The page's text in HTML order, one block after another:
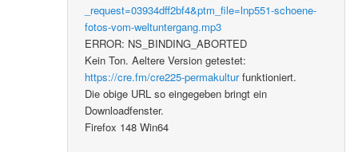
_request=03934dff2bf4&ptm_file=lnp551-schoene-
fotos-vom-weltuntergang.mp3
ERROR: NS_BINDING_ABORTED
Kein Ton. Aeltere Version getestet:
https://cre.fm/cre225-permakulturfunktioniert.
Die obige URL so eingegeben bringt ein
Downloadfenster.
Firefox 148 Win64